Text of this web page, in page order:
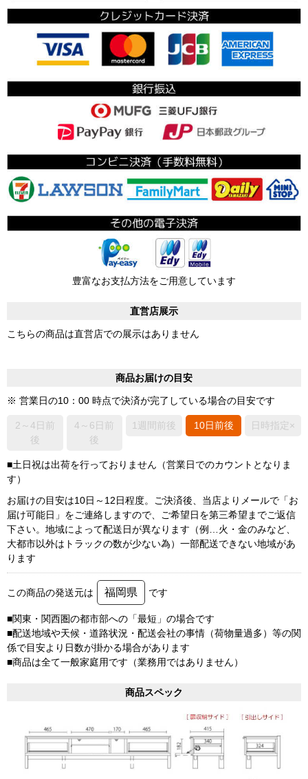
豊富なお支払方法をご用意しています
直営店展示
こちらの商品は直営店での展示はありません
商品お届けの目安
※ 営業日の10：00 時点で決済が完了している場合の目安です
2～4日前
後
4～6日前
後
1週間前後 10日前後 日時指定×
■土日祝は出荷を行っておりません（営業日でのカウントとなりま
す）
お届けの目安は10日～12日程度。ご決済後、当店よりメールで「お
届け可能日」をご連絡しますので、ご希望日を第三希望までご返信
下さい。地域によって配送日が異なります（例…火・金のみなど、
大都市以外はトラックの数が少ない為）一部配送できない地域があ
ります
この商品の発送元は 福岡県 です
■関東・関西圏の都市部への「最短」の場合です
■配送地域や天候・道路状況・配送会社の事情（荷物量過多）等の関
係で目安より日数が掛かる場合があります
■商品は全て一般家庭用です（業務用ではありません）
商品スペック